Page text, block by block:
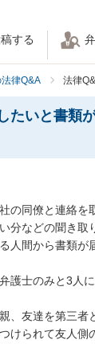
する
律Q&A 法律
たいと書類
の同僚と連絡を
分などの聞き取
人間から書類が
護士のみと3人
、友達を第三者
けられて友人側